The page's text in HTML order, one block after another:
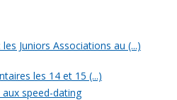
Juniors Associations au (...)
les 14 et 15 (...)
aux speed-dating